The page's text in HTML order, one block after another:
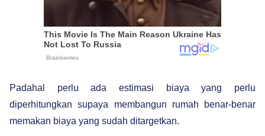
Padahal perlu ada estimasi biaya yang perlu
diperhitungkan supaya membangun rumah benar-benar
memakan biaya yang sudah ditargetkan.